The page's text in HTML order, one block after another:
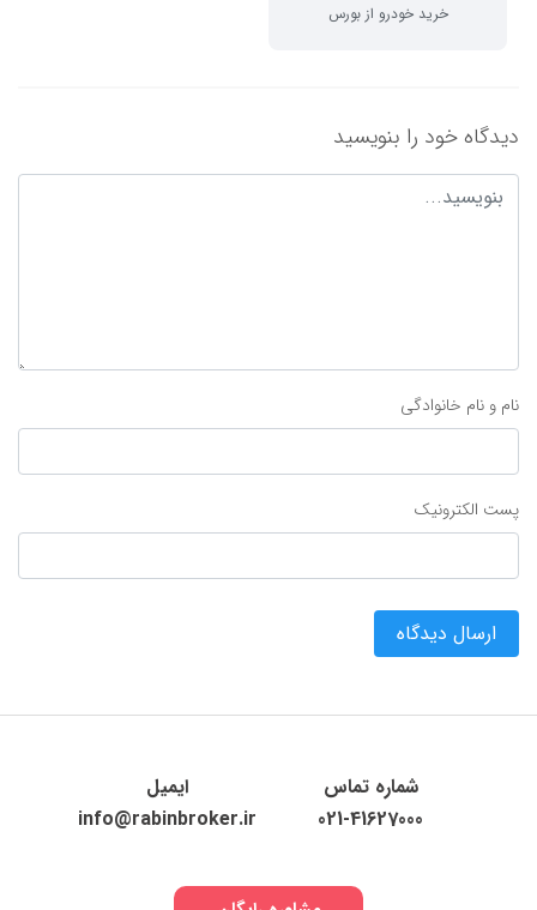
خرید خودرو از بورس
دیدگاه خود را بنویسید
نام و نام خانوادگی
پست الکترونیک
ارسال دیدگاه
شماره تماس
021-41627000
ایمیل
info@rabinbroker.ir